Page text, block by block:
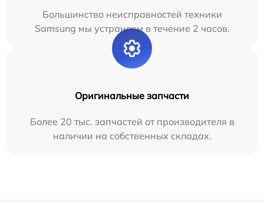
Большинство неисправностей техники
Samsung мы устраняем в течение 2 часов.
Оригинальные запчасти
Более 20 тыс. запчастей от производителя в
наличии на собственных складах.